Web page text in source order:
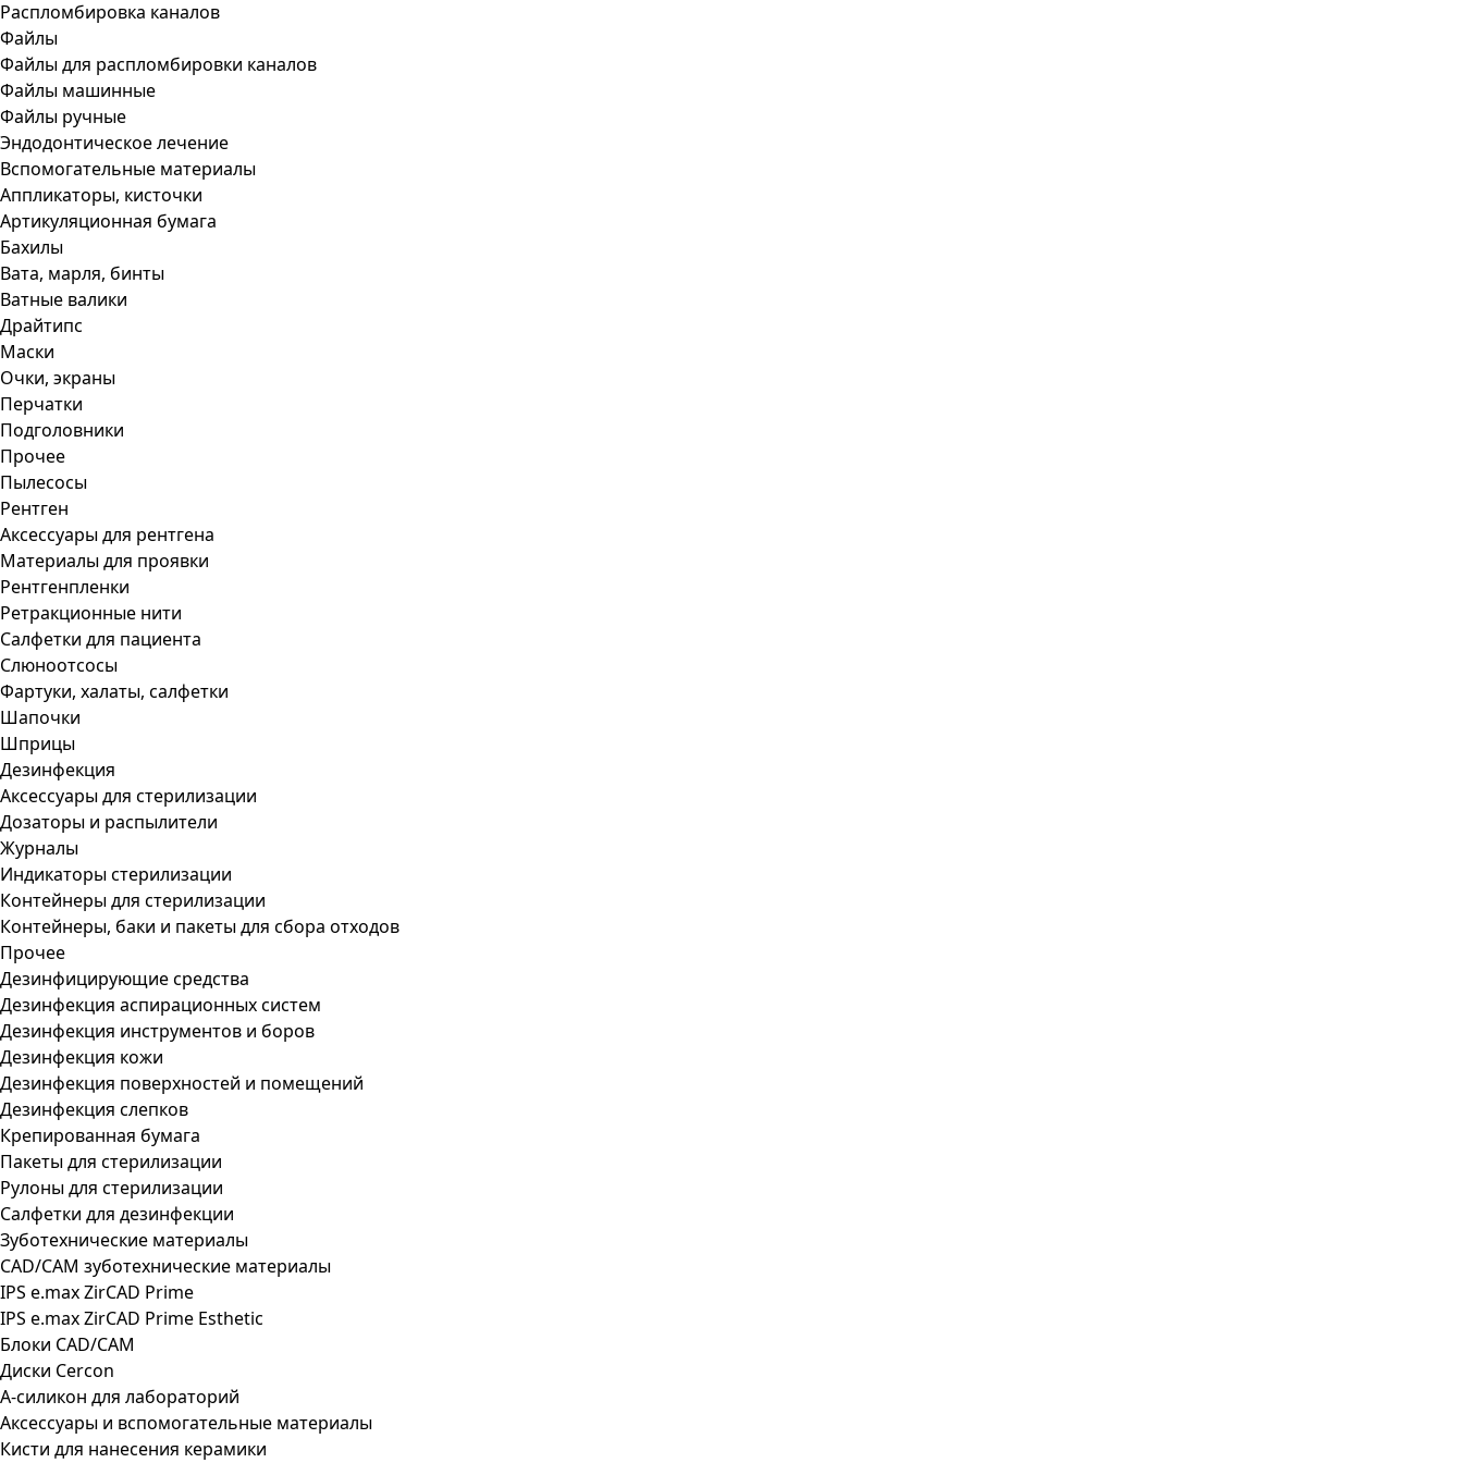
Распломбировка каналов
Файлы
Файлы для распломбировки каналов
Файлы машинные
Файлы ручные
Эндодонтическое лечение
Вспомогательные материалы
Аппликаторы, кисточки
Артикуляционная бумага
Бахилы
Вата, марля, бинты
Ватные валики
Драйтипс
Маски
Очки, экраны
Перчатки
Подголовники
Прочее
Пылесосы
Рентген
Аксессуары для рентгена
Материалы для проявки
Рентгенпленки
Ретракционные нити
Салфетки для пациента
Слюноотсосы
Фартуки, халаты, салфетки
Шапочки
Шприцы
Дезинфекция
Аксессуары для стерилизации
Дозаторы и распылители
Журналы
Индикаторы стерилизации
Контейнеры для стерилизации
Контейнеры, баки и пакеты для сбора отходов
Прочее
Дезинфицирующие средства
Дезинфекция аспирационных систем
Дезинфекция инструментов и боров
Дезинфекция кожи
Дезинфекция поверхностей и помещений
Дезинфекция слепков
Крепированная бумага
Пакеты для стерилизации
Рулоны для стерилизации
Салфетки для дезинфекции
Зуботехнические материалы
CAD/CAM зуботехнические материалы
IPS e.max ZirCAD Prime
IPS e.max ZirCAD Prime Esthetic
Блоки CAD/CAM
Диски Cercon
А-силикон для лабораторий
Аксессуары и вспомогательные материалы
Кисти для нанесения керамики